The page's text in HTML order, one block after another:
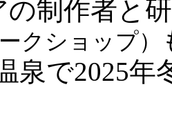
制作者と
ークショップ）
泉で2025年